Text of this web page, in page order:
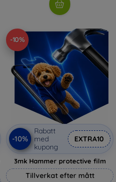
-10%
-10%
Rabatt
med
kupong
EXTRA10
3mk Hammer protective film
Tillverkat efter mått